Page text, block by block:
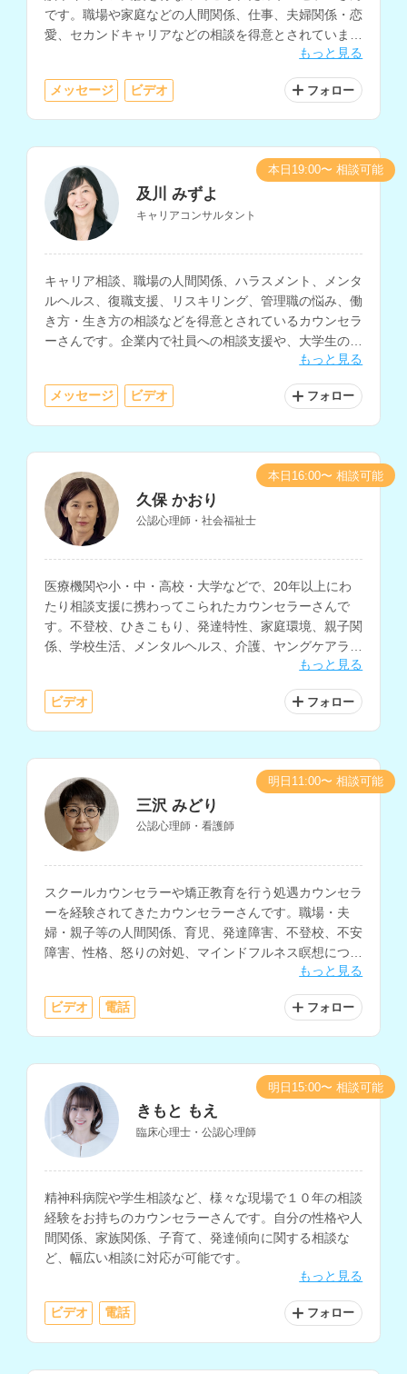
です。職場や家庭などの人間関係、仕事、夫婦関係・恋
愛、セカンドキャリアなどの相談を得意とされていま
もっと見る
メッセージ ビデオ フォロー
及川 みずよ
キャリアコンサルタント
キャリア相談、職場の人間関係、ハラスメント、メンタ
ルヘルス、復職支援、リスキリング、管理職の悩み、働
き方・生き方の相談などを得意とされているカウンセラ
ーさんです。企業内で社員への相談支援や、大学生の就
もっと見る
メッセージ ビデオ フォロー
本日19:00〜 相談可能
久保 かおり
公認心理師・社会福祉士
医療機関や小・中・高校・大学などで、20年以上にわ
たり相談支援に携わってこられたカウンセラーさんで
す。不登校、ひきこもり、発達特性、家庭環境、親子関
係、学校生活、メンタルヘルス、介護、ヤングケアラー
など、さまざまな悩みや困りごとの相談に対応されてい
ます。
もっと見る
ビデオ フォロー
本日16:00〜 相談可能
三沢 みどり
公認心理師・看護師
スクールカウンセラーや矯正教育を行う処遇カウンセラ
ーを経験されてきたカウンセラーさんです。職場・夫
婦・親子等の人間関係、育児、発達障害、不登校、不安
障害、性格、怒りの対処、マインドフルネス瞑想につい
ての相談も得意とされ、精神科等の看護師の経験もお持
もっと見る
ビデオ 電話 フォロー
明日11:00〜 相談可能
きもと もえ
臨床心理士・公認心理師
精神科病院や学生相談など、様々な現場で１０年の相談
経験をお持ちのカウンセラーさんです。自分の性格や人
間関係、家族関係、子育て、発達傾向に関する相談な
ど、幅広い相談に対応が可能です。
もっと見る
ビデオ 電話 フォロー
明日15:00〜 相談可能